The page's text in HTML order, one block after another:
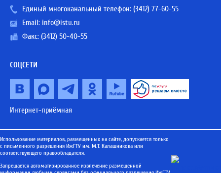
Единый многоканальный телефон: (3412) 77-60-55
Email: info@istu.ru
Факс: (3412) 50-40-55
СОЦСЕТИ
Интернет-приёмная
Использование материалов, размещенных на сайте, допускается только
с письменного разрешения ИжГТУ им. М.Т. Калашникова или
соответствующего правообладателя.
Запрещается автоматизированное извлечение размещенной